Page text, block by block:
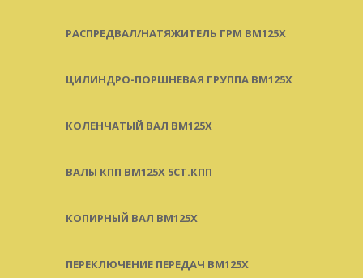
РАСПРЕДВАЛ/НАТЯЖИТЕЛЬ ГРМ BM125X
ЦИЛИНДРО-ПОРШНЕВАЯ ГРУППА BM125X
КОЛЕНЧАТЫЙ ВАЛ BM125X
ВАЛЫ КПП BM125X 5СТ.КПП
КОПИРНЫЙ ВАЛ BM125X
ПЕРЕКЛЮЧЕНИЕ ПЕРЕДАЧ BM125X